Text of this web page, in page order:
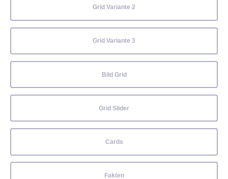
Grid Variante 2
Grid Variante 3
Bild Grid
Grid Slider
Cards
Fakten